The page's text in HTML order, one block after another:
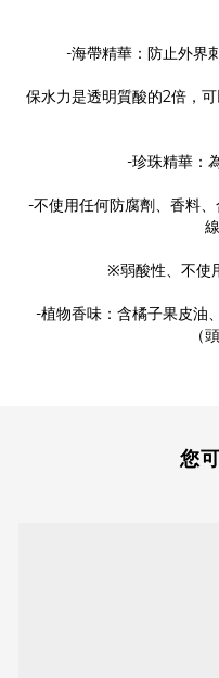
-海帶精華：防止外界
保水力是透明質酸的2倍，
-珍珠精華：
-不使用任何防腐劑、香料
※弱酸性、不使
-植物香味：含橘子果皮油
（
您